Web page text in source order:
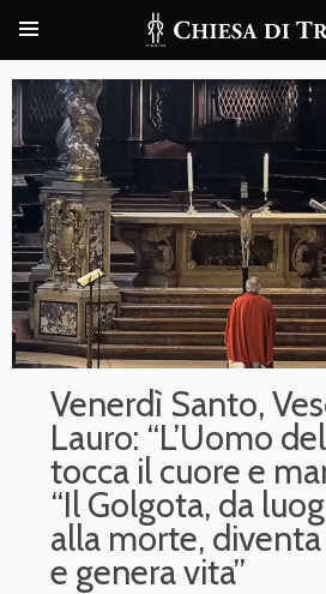
Venerdì Santo,
Lauro: “L’Uomo
tocca il cuore e
“Il Golgota, da
alla morte,
e genera vita”